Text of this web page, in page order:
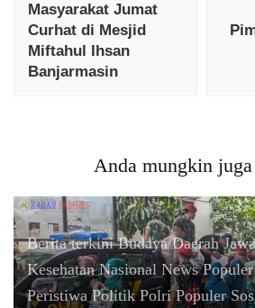
Masyarakat Jumat
Curhat di Mesjid
Miftahul Ihsan
Banjarmasin
Anda mungkin
Berita terkini Budaya Daerah
Kesehatan Nasional News Populer
Peristiwa Politik Polri Populer